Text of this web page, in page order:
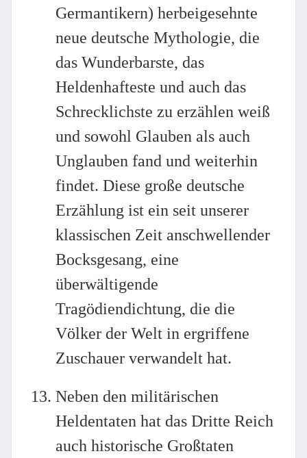
Germantikern) herbeigesehnte
neue deutsche Mythologie, die
das Wunderbarste, das
Heldenhafteste und auch das
Schrecklichste zu erzählen weiß
und sowohl Glauben als auch
Unglauben fand und weiterhin
findet. Diese große deutsche
Erzählung ist ein seit unserer
klassischen Zeit anschwellender
Bocksgesang, eine
überwältigende
Tragödiendichtung, die die
Völker der Welt in ergriffene
Zuschauer verwandelt hat.
Neben den militärischen
Heldentaten hat das Dritte Reich
auch historische Großtaten